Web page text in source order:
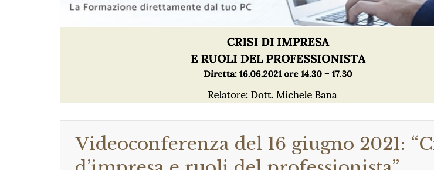
Videoconferenza del 16 giugno 2021: